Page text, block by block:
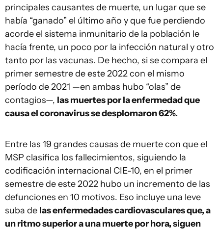
principales causantes de muerte, un lugar que se
había “ganado” el último año y que fue perdiendo
acorde el sistema inmunitario de la población le
hacía frente, un poco por la infección natural y otro
tanto por las vacunas. De hecho, si se compara el
primer semestre de este 2022 con el mismo
período de 2021 —en ambas hubo “olas” de
contagios—, las muertes por la enfermedad que
causa el coronavirus se desplomaron 62%.
Entre las 19 grandes causas de muerte con que el
MSP clasifica los fallecimientos, siguiendo la
codificación internacional CIE-10, en el primer
semestre de este 2022 hubo un incremento de las
defunciones en 10 motivos. Eso incluye una leve
suba de las enfermedades cardiovasculares que, a
un ritmo superior a una muerte por hora, siguen